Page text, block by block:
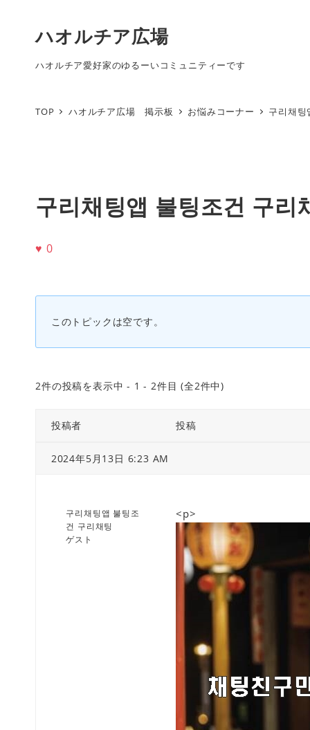
ハオルチア広場
ハオルチア愛好家のゆるーいコミュニティーです
TOP ハオルチア広場 掲示板 お悩みコーナー 구리채팅
구리채팅앱 불팅조건 구리
♥ 0
このトピックは空です。
2件の投稿を表示中 - 1 - 2件目 (全2件中)
投稿者 投稿
2024年5月13日 6:23 AM
구리채팅앱 불팅조
건 구리채팅
ゲスト
<p>